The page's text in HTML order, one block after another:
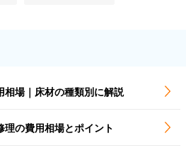
相場｜床材の種類別に解説
理の費用相場とポイント